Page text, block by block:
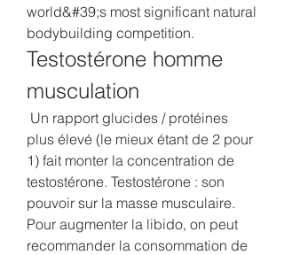
world&#39;s most significant natural
bodybuilding competition.
Testostérone homme
musculation
plus élevé (le mieux étant de 2 pour
1) fait monter la concentration de
testostérone. Testostérone : son
pouvoir sur la masse musculaire.
Pour augmenter la libido, on peut
recommander la consommation de